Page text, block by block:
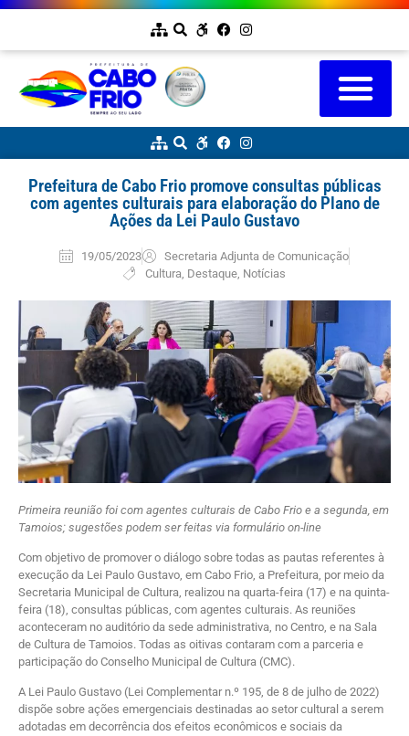
Prefeitura de Cabo Frio promove consultas públicas
com agentes culturais para elaboração do Plano de
Ações da Lei Paulo Gustavo
19/05/2023
Secretaria Adjunta de Comunicação
Cultura Destaque, Notícias
Primeira reunião foi com agentes culturais de Cabo Frio e a segunda, em
Tamoios; sugestões podem ser feitas via formulário on-line
Com objetivo de promover o diálogo sobre todas as pautas referentes à
execução da Lei Paulo Gustavo, em Cabo Frio, a Prefeitura, por meio da
Secretaria Municipal de Cultura, realizou na quarta-feira (17) e na quinta-
feira (18), consultas públicas, com agentes culturais. As reuniões
aconteceram no auditório da sede administrativa, no Centro, e na Sala
de Cultura de Tamoios. Todas as oitivas contaram com a parceria e
participação do Conselho Municipal de Cultura (CMC).
A Lei Paulo Gustavo (Lei Complementar n.º 195, de 8 de julho de 2022)
dispõe sobre ações emergenciais destinadas ao setor cultural a serem
adotadas em decorrência dos efeitos econômicos e sociais da